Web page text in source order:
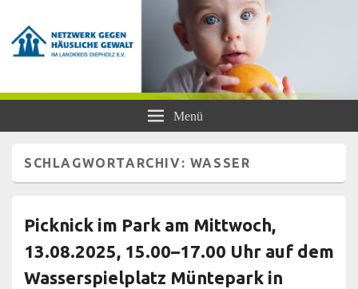
Netzwerk gegen Häusliche Gewalt
Frauen- und Kinderschutzhaus Diepholz, Beratungsstellen für Frauen und
Mädchen, BISS
Menü
SCHLAGWORTARCHIV: WASSER
Picknick im Park am Mittwoch,
13.08.2025, 15.00–17.00 Uhr auf dem
Wasserspielplatz Müntepark in